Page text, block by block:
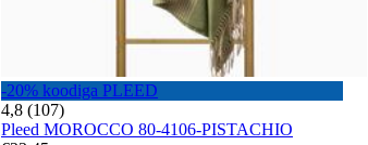
-20% koodiga PLEED
4,8 (107)
Pleed MOROCCO 80-4106-PISTACHIO